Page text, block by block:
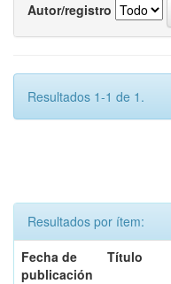
Autor/registro
Resultados 1-1 de 1.
Resultados por ítem:
Fecha de
publicación
Título